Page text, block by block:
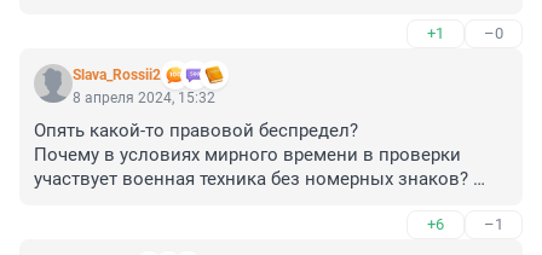
согласны, но будет поздно. И хватит уже Крокусом
прикрываться, Крокус как раз и показал, что надо
что-то делать. А просто лаять на органы проще
простого.
+1 –0
Slava_Rossii2
8 апреля 2024, 15:32
Опять какой-то правовой беспредел?
Почему в условиях мирного времени в проверки
участвует военная техника без номерных знаков?
+6 –1